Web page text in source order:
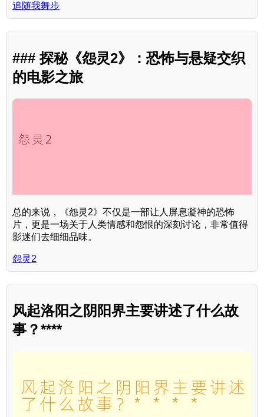
追随我舞步
### 探秘《怨灵2》：恐怖与悬疑交织
的电影之旅
总的来说，《怨灵2》不仅是一部让人屏息凝神的恐怖
片，更是一场关于人类情感和怨恨的深刻讨论，非常值得
影迷们去细细品味。
怨灵2
风起洛阳之阴阳界主要讲述了什么故
事？****